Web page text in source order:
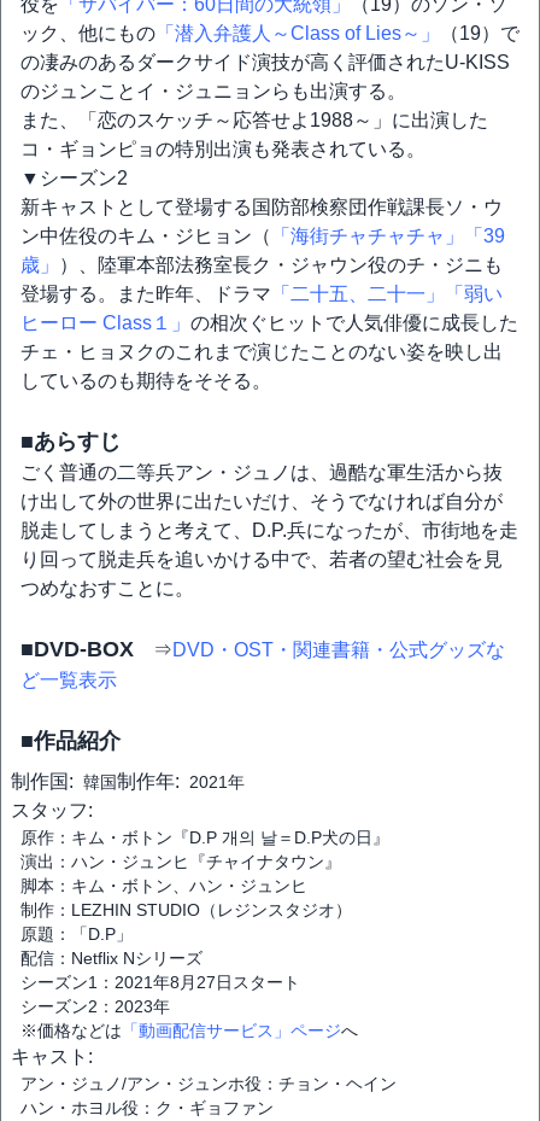
役を 「サバイバー：60日間の大統領」
（19）のソン・ソ
ック、他にもの 「潜入弁護人～Class of Lies～」
（19）で
の凄みのあるダークサイド演技が高く評価されたU-KISS
のジュンことイ・ジュニョンらも出演する。
また、「恋のスケッチ～応答せよ1988～」に出演した
コ・ギョンピョの特別出演も発表されている。
▼シーズン2
新キャストとして登場する国防部検察団作戦課長ソ・ウ
ン中佐役のキム・ジヒョン（
「海街チャチャチャ」
「39
歳」
）、陸軍本部法務室長ク・ジャウン役のチ・ジニも
登場する。また昨年、ドラマ 「二十五、二十一」
「弱い
ヒーロー Class１」 の相次ぐヒットで人気俳優に成長した
チェ・ヒョヌクのこれまで演じたことのない姿を映し出
しているのも期待をそそる。
■あらすじ
ごく普通の二等兵アン・ジュノは、過酷な軍生活から抜
け出して外の世界に出たいだけ、そうでなければ自分が
脱走してしまうと考えて、D.P.兵になったが、市街地を走
り回って脱走兵を追いかける中で、若者の望む社会を見
つめなおすことに。
■DVD-BOX ⇒DVD・OST・関連書籍・公式グッズな
ど一覧表示
■作品紹介
制作国: 韓国制作年: 2021年
スタッフ:
原作：キム・ボトン『D.P 개의 날＝D.P犬の日』
演出：ハン・ジュンヒ『チャイナタウン』
脚本：キム・ボトン、ハン・ジュンヒ
制作：LEZHIN STUDIO（レジンスタジオ）
原題：「D.P」
配信：Netflix Nシリーズ
シーズン1：2021年8月27日スタート
シーズン2：2023年
※価格などは 「動画配信サービス」ページへ
キャスト:
アン・ジュノ/アン・ジュンホ役：チョン・ヘイン
ハン・ホヨル役：ク・ギョファン